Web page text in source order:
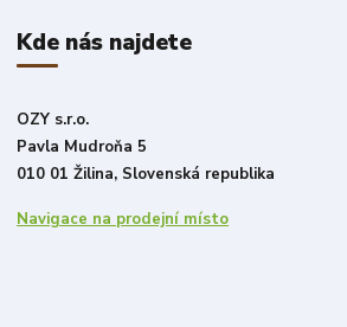
Kde nás najdete
OZY s.r.o.
Pavla Mudroňa 5
010 01 Žilina, Slovenská republika
Navigace na prodejní místo